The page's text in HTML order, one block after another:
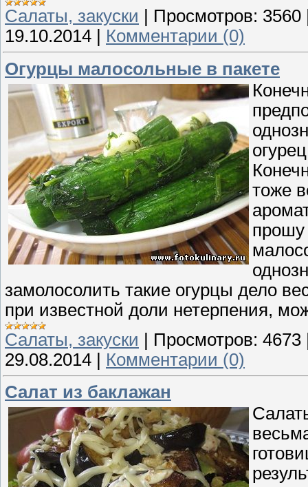
Cалаты, закуски Просмотров: 3560
19.10.2014
Комментарии (0)
Огурцы малосольные в пакете
тоже
прошу
замолосолить такие огурцы дело
при известной доли нетерпения,
Cалаты, закуски | Просмотров: 4673
29.08.2014 | Комментарии (0)
Салат из баклажан